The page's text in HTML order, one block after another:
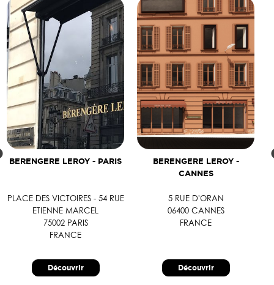
BERENGERE LEROY - PARIS
PLACE DES VICTOIRES - 54 RUE
ETIENNE MARCEL
75002 PARIS
FRANCE
Découvrir
BERENGERE LEROY -
CANNES
5 RUE D'ORAN
06400 CANNES
FRANCE
Découvrir